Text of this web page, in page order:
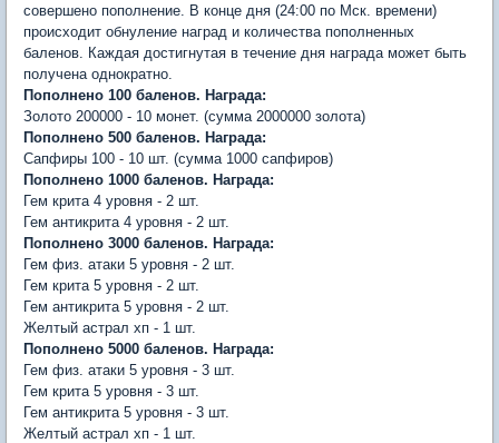
совершено пополнение. В конце дня (24:00 по Мск. времени)
происходит обнуление наград и количества пополненных
баленов. Каждая достигнутая в течение дня награда может быть
получена однократно.
Пополнено 100 баленов. Награда:
Золото 200000 - 10 монет. (сумма 2000000 золота)
Пополнено 500 баленов. Награда:
Сапфиры 100 - 10 шт. (сумма 1000 сапфиров)
Пополнено 1000 баленов. Награда:
Гем крита 4 уровня - 2 шт.
Гем антикрита 4 уровня - 2 шт.
Пополнено 3000 баленов. Награда:
Гем физ. атаки 5 уровня - 2 шт.
Гем крита 5 уровня - 2 шт.
Гем антикрита 5 уровня - 2 шт.
Желтый астрал хп - 1 шт.
Пополнено 5000 баленов. Награда:
Гем физ. атаки 5 уровня - 3 шт.
Гем крита 5 уровня - 3 шт.
Гем антикрита 5 уровня - 3 шт.
Желтый астрал хп - 1 шт.